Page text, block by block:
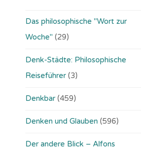
Das philosophische "Wort zur
Woche" (29)
Denk-Städte: Philosophische
Reiseführer (3)
Denkbar (459)
Denken und Glauben (596)
Der andere Blick – Alfons